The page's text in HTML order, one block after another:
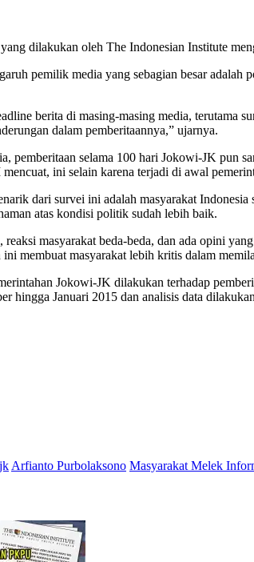
dilakukan oleh The Indonesian Institute
pemilik media yang sebagian besar
berita di masing-masing media, terutama
dalam pemberitaannya,” ujarnya.
pemberitaan selama 100 hari Jokowi-JK pun
ini selain karena terjadi di awal
dari survei ini adalah masyarakat
atas kondisi politik sudah lebih baik.
masyarakat beda-beda, dan ada opini
ini membuat masyarakat lebih kritis dalam
Jokowi-JK dilakukan terhadap
hingga Januari 2015 dan analisis data
Arfianto Purbolaksono Masyarakat Melek